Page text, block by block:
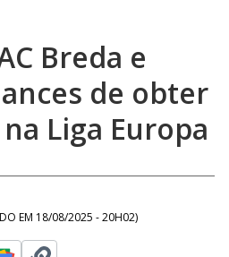
Breda e
de obter
Liga Europa
EM 18/08/2025 - 20H02)